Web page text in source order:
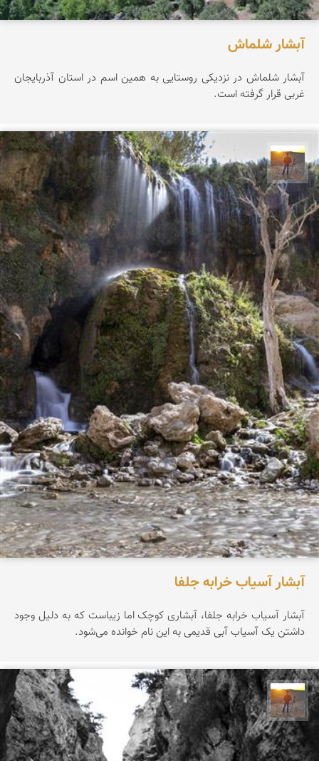
آبشار شلماش
آبشار شلماش در نزدیکی روستایی به همین اسم در استان آذربایجان
غربی قرار گرفته است.
مهدی مخلصیان
آبشار آسیاب خرابه جلفا
آبشار آسیاب خرابه جلفا، آبشاری کوچک اما زیباست که به دلیل وجود
داشتن یک آسیاب آبی قدیمی به این نام خوانده می‌شود.
مهدی مخلصیان